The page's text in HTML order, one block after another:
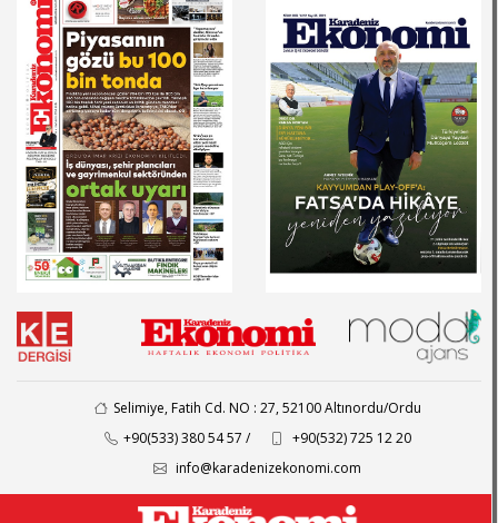
Selimiye, Fatih Cd. NO : 27, 52100 Altınordu/Ordu
+90(533) 380 54 57 /
+90(532) 725 12 20
info@karadenizekonomi.com